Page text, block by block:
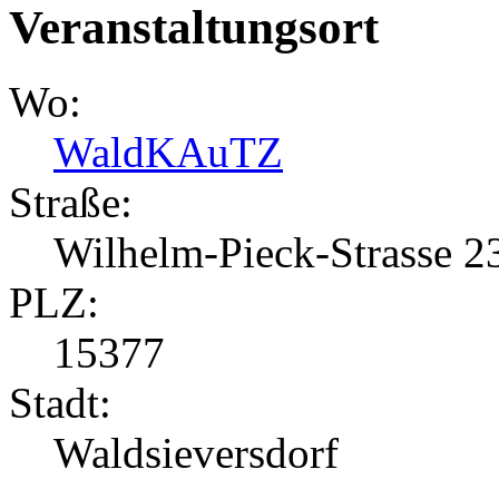
Veranstaltungsort
Wo:
WaldKAuTZ
Straße:
Wilhelm-Pieck-Strasse
PLZ:
15377
Stadt:
Waldsieversdorf